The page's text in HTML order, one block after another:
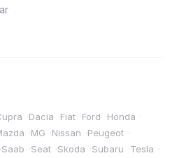
·Dacia ·Fiat ·Ford ·Honda ·
·MG ·Nissan ·Peugeot ·
·Saab ·Seat ·Skoda ·Subaru ·Tesla ·